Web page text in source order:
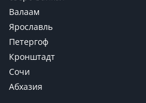
Валаам
Ярославль
Петергоф
Кронштадт
Сочи
Абхазия